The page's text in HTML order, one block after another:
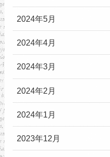
2024年5月
2024年4月
2024年3月
2024年2月
2024年1月
2023年12月